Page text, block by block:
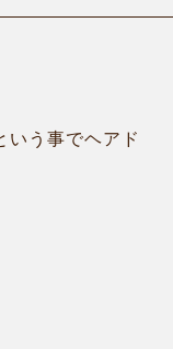
いう事でヘアド